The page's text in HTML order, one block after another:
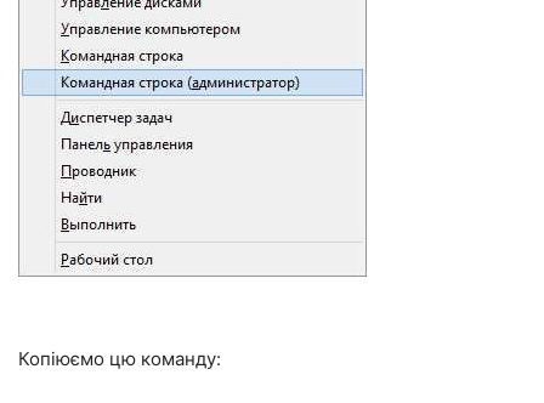
Копіюємо цю команду: